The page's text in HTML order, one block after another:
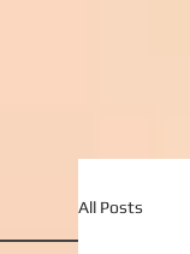
All Posts